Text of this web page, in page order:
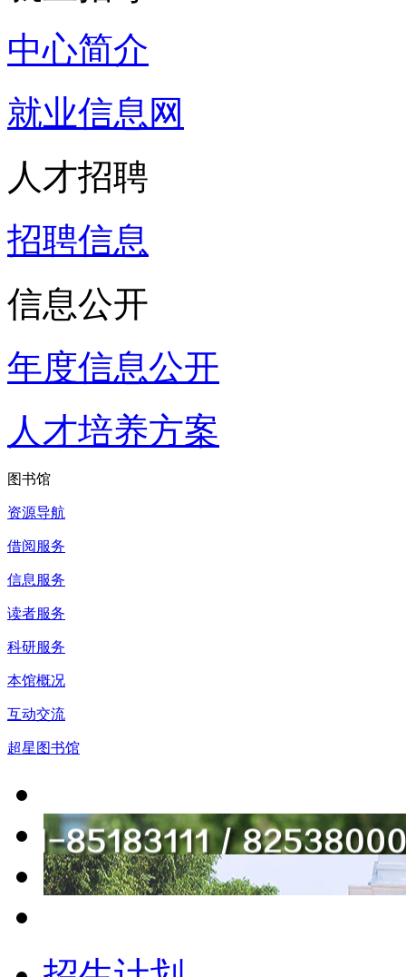
中心简介
就业信息网
人才招聘
招聘信息
信息公开
年度信息公开
人才培养方案
图书馆
资源导航
借阅服务
信息服务
读者服务
科研服务
本馆概况
互动交流
超星图书馆